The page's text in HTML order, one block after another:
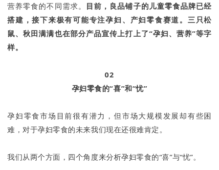
营养零食的不同需求。
目前，良品铺子的儿童零食品牌已经
搭建，接下来极有可能专注孕妇、产妇零食赛道。三只松
鼠、秋田满满也在部分产品宣传上打上了“孕妇、营养”等字
样。
02
孕妇零食的“喜”和“忧”
孕妇零食市场目前很有潜力，但市场大规模发展却有些困
难，对于孕妇零食的未来我们现在还很难肯定。
我们从两个方面，四个角度来分析孕妇零食的“喜”与“忧”。